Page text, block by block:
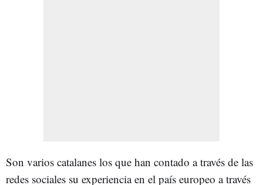
Son varios catalanes los que han contado a través de las
redes sociales su experiencia en el país europeo a través